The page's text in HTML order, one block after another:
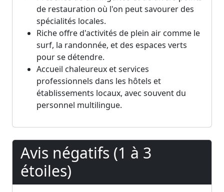
de restauration où l'on peut savourer des
spécialités locales.
Riche offre d'activités de plein air comme le
surf, la randonnée, et des espaces verts
pour se détendre.
Accueil chaleureux et services
professionnels dans les hôtels et
établissements locaux, avec souvent du
personnel multilingue.
Avis négatifs (1 à 3
étoiles)